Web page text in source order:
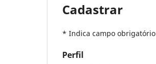
Cadastrar
* Indica campo obrigatório
Perfil